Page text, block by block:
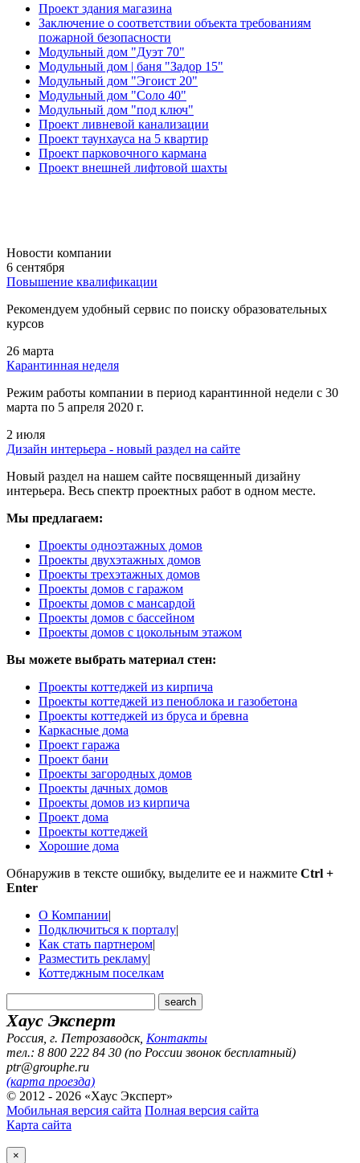
Проект здания магазина
Заключение о соответствии объекта требованиям
пожарной безопасности
Модульный дом "Дуэт 70"
Модульный дом | баня "Задор 15"
Модульный дом "Эгоист 20"
Модульный дом "Соло 40"
Модульный дом "под ключ"
Проект ливневой канализации
Проект таунхауса на 5 квартир
Проект парковочного кармана
Проект внешней лифтовой шахты
Новости компании
6 сентября
Повышение квалификации
Рекомендуем удобный сервис по поиску образовательных
курсов
26 марта
Карантинная неделя
Режим работы компании в период карантинной недели c 30
марта по 5 апреля 2020 г.
2 июля
Дизайн интерьера - новый раздел на сайте
Новый раздел на нашем сайте посвященный дизайну
интерьера. Весь спектр проектных работ в одном месте.
Мы предлагаем:
Проекты одноэтажных домов
Проекты двухэтажных домов
Проекты трехэтажных домов
Проекты домов с гаражом
Проекты домов с мансардой
Проекты домов с бассейном
Проекты домов с цокольным этажом
Вы можете выбрать материал стен:
Проекты коттеджей из кирпича
Проекты коттеджей из пеноблока и газобетона
Проекты коттеджей из бруса и бревна
Каркасные дома
Проект гаража
Проект бани
Проекты загородных домов
Проекты дачных домов
Проекты домов из кирпича
Проект дома
Проекты коттеджей
Хорошие дома
Обнаружив в тексте ошибку, выделите ее и нажмите Ctrl +
Enter
О Компании|
Подключиться к порталу|
Как стать партнером|
Разместить рекламу|
Коттеджным поселкам
Хаус Эксперт
Россия, г. Петрозаводск, Контакты
тел.: 8 800 222 84 30 (по России звонок бесплатный)
ptr@grouphe.ru
(карта проезда)
© 2012 - 2026 «Хаус Эксперт»
Мобильная версия сайта Полная версия сайта
Карта сайта
×